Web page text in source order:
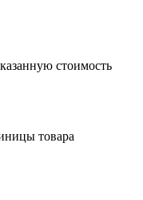
стоимость
товара